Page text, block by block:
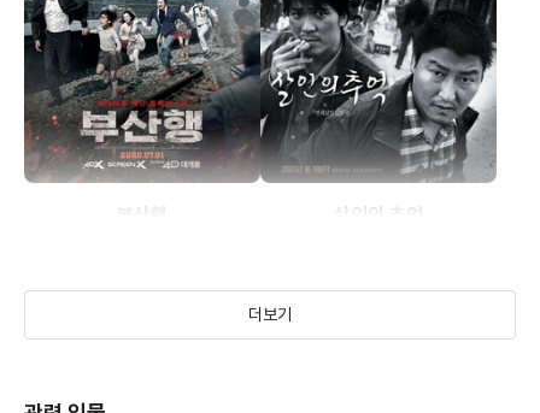
부산행 살인의 추억
더보기